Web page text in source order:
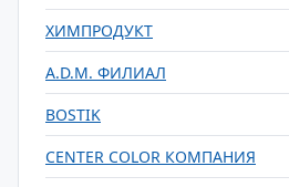
ХИМПРОДУКТ
A.D.М. ФИЛИАЛ
BOSTIK
CENTER COLOR КОМПАНИЯ